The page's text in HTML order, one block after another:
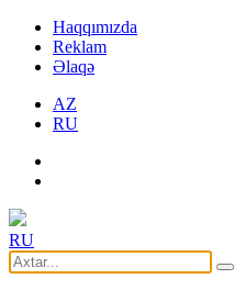
Haqqımızda
Reklam
Əlaqə
AZ
RU
RU